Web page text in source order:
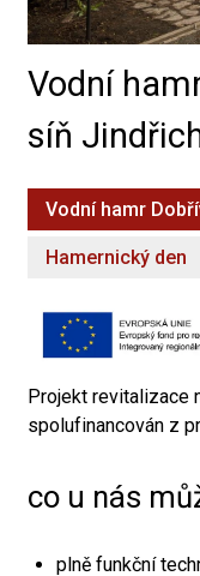
Vodní
síň
Vodní hamr
Hamernický den
Projekt revitalizace
spolufinancován z
co u nás
plně funkční